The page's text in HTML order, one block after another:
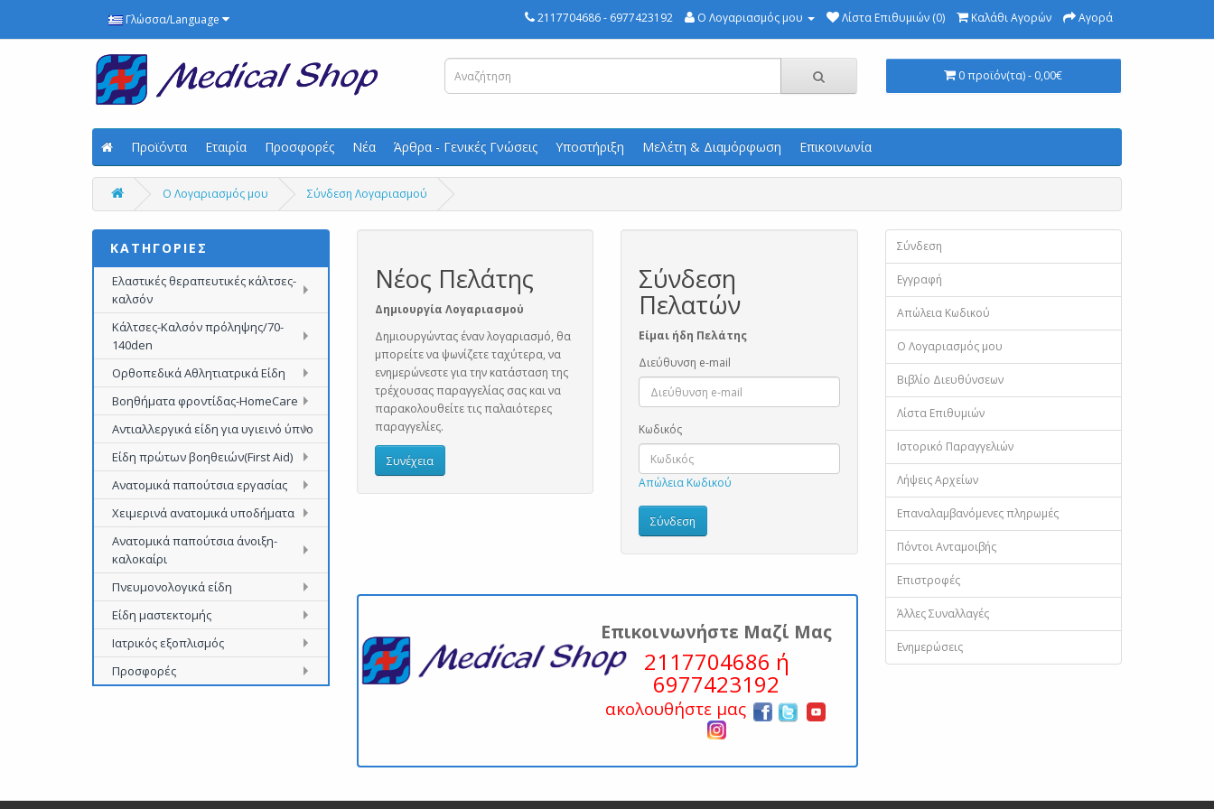
Γλώσσα/Language 2117704686 - 6977423192 Ο Λογαριασμός μου Λίστα Επιθυμιών (0) Καλάθι Αγορών Αγορά
0 προϊόν(τα) - 0,00€
Προϊόντα Εταιρία Προσφορές Νέα Άρθρα - Γενικές Γνώσεις Υποστήριξη Μελέτη & Διαμόρφωση Επικοινωνία
O Λογαριασμός μου Σύνδεση Λογαριασμού
ΚΑΤΗΓΟΡΙΕΣ
Ελαστικές θεραπευτικές κάλτσες-
καλσόν
Κάλτσες-Καλσόν πρόληψης/70-
140den
Ορθοπεδικά Αθλητιατρικά Είδη
Βοηθήματα φροντίδας-HomeCare
Αντιαλλεργικά είδη για υγιεινό ύπνο
Είδη πρώτων βοηθειών(First Aid)
Ανατομικά παπούτσια εργασίας
Χειμερινά ανατομικά υποδήματα
Ανατομικά παπούτσια άνοιξη-
καλοκαίρι
Πνευμονολογικά είδη
Είδη μαστεκτομής
Ιατρικός εξοπλισμός
Προσφορές
Νέος Πελάτης
Δημιουργία Λογαριασμού
Δημιουργώντας έναν λογαριασμό, θα
μπορείτε να ψωνίζετε ταχύτερα, να
ενημερώνεστε για την κατάσταση της
τρέχουσας παραγγελίας σας και να
παρακολουθείτε τις παλαιότερες
παραγγελίες.
Συνέχεια
Σύνδεση
Πελατών
Είμαι ήδη Πελάτης
Διεύθυνση e-mail
Κωδικός
Απώλεια Κωδικού
Επικοινωνήστε Μαζί Μας
2117704686 ή
6977423192
ακολουθήστε μας
Σύνδεση
Εγγραφή
Απώλεια Κωδικού
Ο Λογαριασμός μου
Βιβλίο Διευθύνσεων
Λίστα Επιθυμιών
Ιστορικό Παραγγελιών
Λήψεις Αρχείων
Επαναλαμβανόμενες πληρωμές
Πόντοι Ανταμοιβής
Επιστροφές
Άλλες Συναλλαγές
Ενημερώσεις